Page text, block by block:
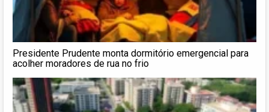
Presidente Prudente monta dormitório emergencial para
acolher moradores de rua no frio